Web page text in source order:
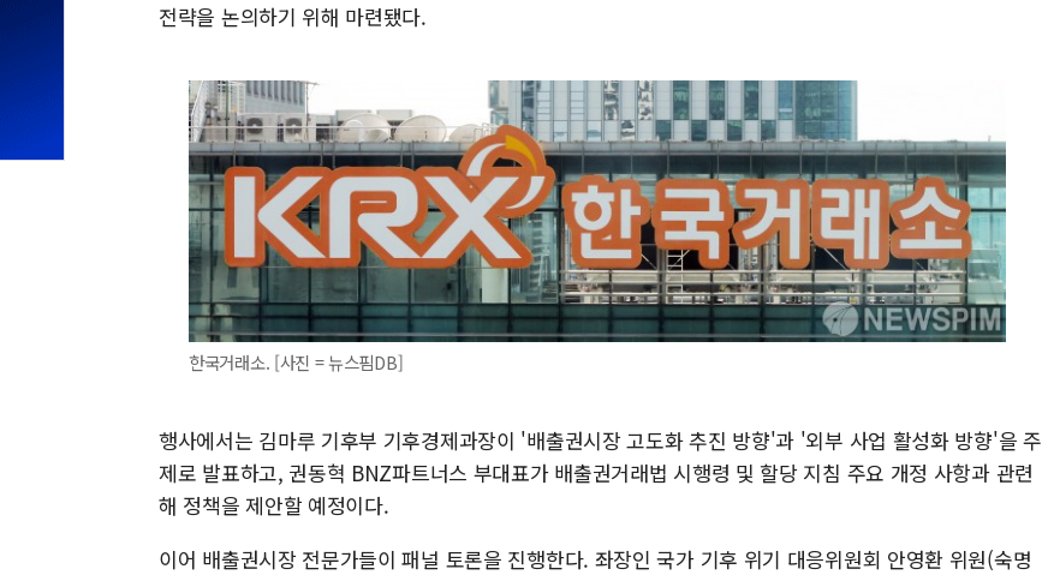
전략을 논의하기 위해 마련됐다.
한국거래소. [사진 = 뉴스핌DB]
행사에서는 김마루 기후부 기후경제과장이 '배출권시장 고도화 추진 방향'과 '외부 사업 활성화 방향'을 주
제로 발표하고, 권동혁 BNZ파트너스 부대표가 배출권거래법 시행령 및 할당 지침 주요 개정 사항과 관련
해 정책을 제안할 예정이다.
이어 배출권시장 전문가들이 패널 토론을 진행한다. 좌장인 국가 기후 위기 대응위원회 안영환 위원(숙명